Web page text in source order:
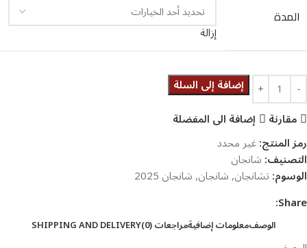
المدة
إزالة
إضافة إلى السلة
مقارنة
إضافة الى المفضلة
رمز المنتج:غير محدد
التصنيف:شانجان
الوسوم:تشانجان,شانجان,شانجان 2025
Share:
الوصفمعلومات إضافيةمراجعات (0) SHIPPING AND DELIVERY